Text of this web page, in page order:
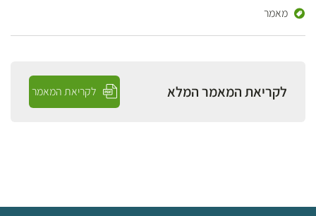
מאמר
לקריאת המאמר המלא לקריאת המאמר